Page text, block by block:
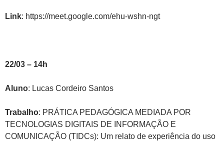
Link: https://meet.google.com/ehu-wshn-ngt
22/03 – 14h
Aluno: Lucas Cordeiro Santos
Trabalho: PRÁTICA PEDAGÓGICA MEDIADA POR
TECNOLOGIAS DIGITAIS DE INFORMAÇÃO E
COMUNICAÇÃO (TIDCs): Um relato de experiência do uso